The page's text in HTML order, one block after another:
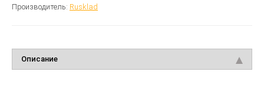
Производитель: Rusklad
Описание